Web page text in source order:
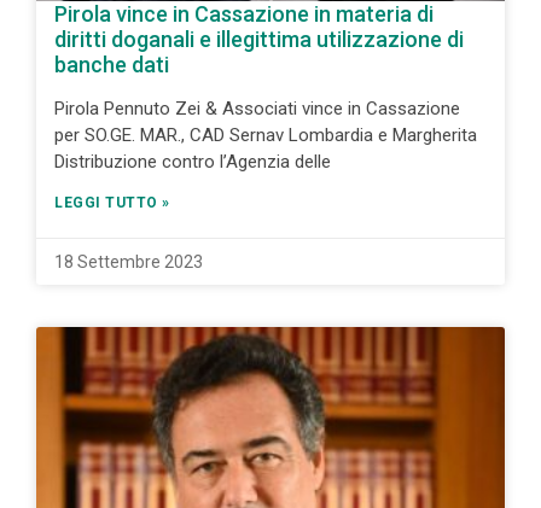
Pirola vince in Cassazione in materia di
diritti doganali e illegittima utilizzazione di
banche dati
Pirola Pennuto Zei & Associati vince in Cassazione
per SO.GE. MAR., CAD Sernav Lombardia e Margherita
Distribuzione contro l’Agenzia delle
LEGGI TUTTO »
18 Settembre 2023